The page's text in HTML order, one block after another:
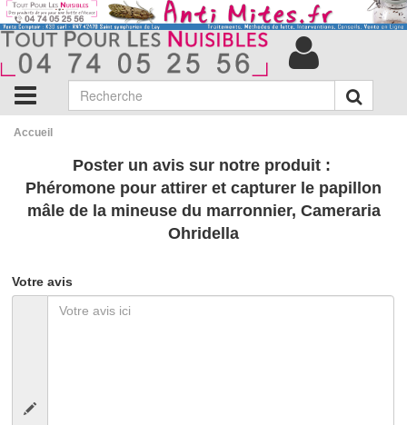
Accueil
Poster un avis sur notre produit :
Phéromone pour attirer et capturer le papillon
mâle de la mineuse du marronnier, Cameraria
Ohridella
Votre avis